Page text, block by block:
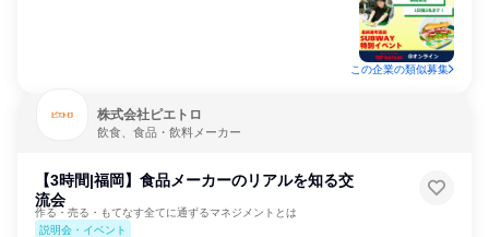
この企業の類似募集
株式会社ピエトロ
飲食、食品・飲料メーカー
【3時間|福岡】食品メーカーのリアルを知る交
流会
作る・売る・もてなす全てに通ずるマネジメントとは
説明会・イベント